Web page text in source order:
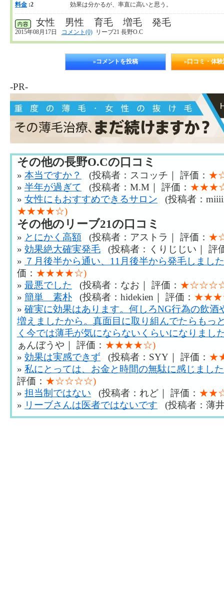
料金 :2 効果は分かるが、率直に高いと思う。
女性 男性 育毛 増毛 発毛
2015年08月17日 コメント(0) リーブ21 長野O.C
»コメントを投稿 »口コミ・体
-PR-
その他の長野O.Cの口コミ
» 本当ですか？ (投稿者：スコッチ｜ 評価：
» 半年が過ぎて (投稿者：M.M｜ 評価：
» 女性にもおすすめできるサロン (投稿者：
★★★★☆)
その他のリーブ21の口コミ
» とにかく高額 (投稿者：アストラ｜ 評価：
» 効果絶大確実発毛 (投稿者：くりじじい｜ 評
» ７月後半から通い、11月後半から発毛しました
価： ★★★★☆)
» 最悪でした (投稿者：なお｜ 評価：
» 簡単 素朴 (投稿者：hidekien｜ 評価：
» 確実に効果はあります。何しろNG行為の飲酒
増えましたから。真面目に取り組んでたらもっ
く今では薄毛が気にならないくらいになりまし
ぁんぼうや｜ 評価： ★★★★☆)
» 効果は実感できず (投稿者：SYY｜ 評価：
» 私にとっては、お金と時間の無駄に感じました
評価： ★☆☆☆☆)
» 担当制ではない (投稿者：れど｜ 評価：
» リーブさんは医者ではないです (投稿者：薄